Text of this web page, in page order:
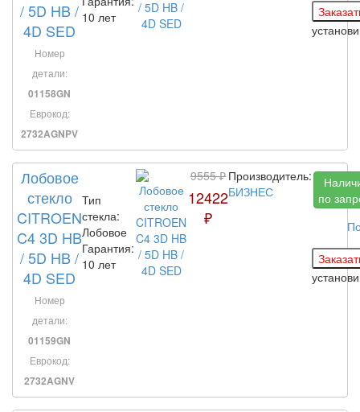
/ 5D HB /
4D SED
Номер
детали:
01158GN
Еврокод:
2732AGNPV
10 лет
Лобовое
стекло
CITROEN
C4 3D HB
/ 5D HB /
4D SED
Номер
детали:
01159GN
Еврокод:
2732AGNV
Тип
стекла:
Лобовое
Гарантия:
10 лет
9555 ₽
12422
₽
Производитель:
БИЗНЕС
по